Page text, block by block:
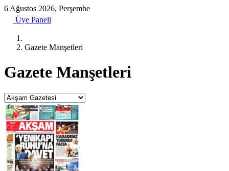
6 Ağustos 2026, Perşembe
Üye Paneli
Gazete Manşetleri
Gazete Manşetleri